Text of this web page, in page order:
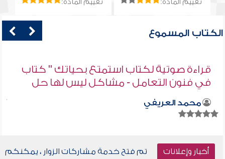
تقييم المادة: تقييم المادة:
الكتاب المسموع
قراءة صوتية لكتاب استمتع بحياتك " كتاب
في فنون التعامل - مشاكل ليس لها حل
محمد العريفي
أخبار وإعلانات
تم فتح خدمة مشاركات الزوار ، يمكنكم